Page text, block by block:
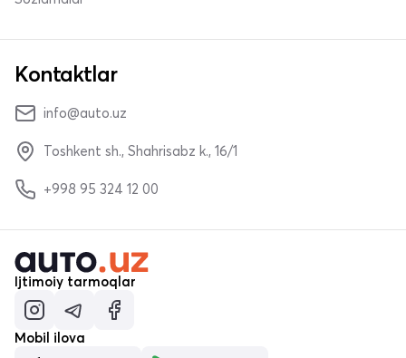
Kontaktlar
info@auto.uz
Toshkent sh., Shahrisabz k., 16/1
+998 95 324 12 00
Ijtimoiy tarmoqlar
Mobil ilova